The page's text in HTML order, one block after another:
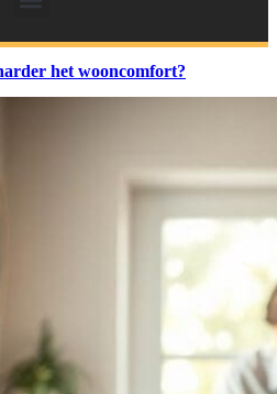
het wooncomfort?